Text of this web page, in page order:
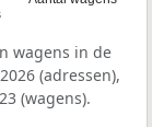
wagens in de
(adressen),
(wagens).